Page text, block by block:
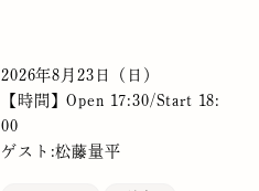
2026年8月23日（日）
【時間】Open 17:30/Start 18:
00
ゲスト:松藤量平